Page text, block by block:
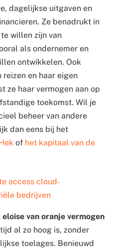
dagelijkse uitgaven en
Ze benadrukt in
willen zijn van
als ondernemer en
ontwikkelen. Ook
en haar eigen
ze haar vermogen aan op
toekomst. Wil je
beheer van andere
dan eens bij het
of het kapitaal van de
access cloud-
bedrijven
eloise van oranje vermogen
al zo hoog is, zonder
toelages. Benieuwd